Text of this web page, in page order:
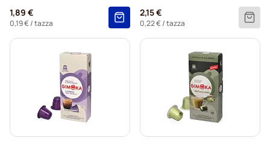
1,89 €
0,19 €/ tazza
2,15 €
0,22 €/ tazza